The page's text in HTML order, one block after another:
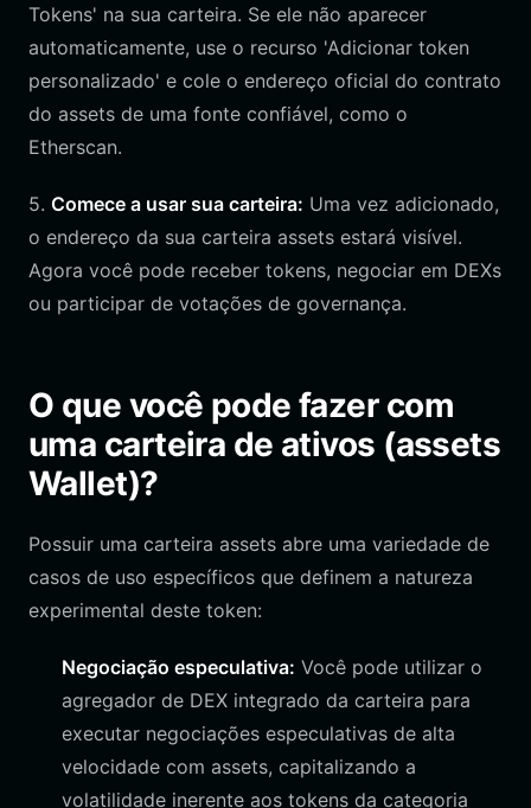
Tokens' na sua carteira. Se ele não aparecer
automaticamente, use o recurso 'Adicionar token
personalizado' e cole o endereço oficial do contrato
do assets de uma fonte confiável, como o
Etherscan.
5. Comece a usar sua carteira: Uma vez adicionado,
o endereço da sua carteira assets estará visível.
Agora você pode receber tokens, negociar em DEXs
ou participar de votações de governança.
O que você pode fazer com
uma carteira de ativos (assets
Wallet)?
Possuir uma carteira assets abre uma variedade de
casos de uso específicos que definem a natureza
experimental deste token:
Negociação especulativa: Você pode utilizar o
agregador de DEX integrado da carteira para
executar negociações especulativas de alta
velocidade com assets, capitalizando a
volatilidade inerente aos tokens da categoria